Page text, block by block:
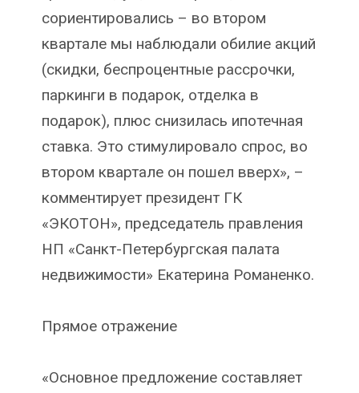
сориентировались – во втором
квартале мы наблюдали обилие акций
(скидки, беспроцентные рассрочки,
паркинги в подарок, отделка в
подарок), плюс снизилась ипотечная
ставка. Это стимулировало спрос, во
втором квартале он пошел вверх», –
комментирует президент ГК
«ЭКОТОН», председатель правления
НП «Санкт-Петербургская палата
недвижимости» Екатерина Романенко.
Прямое отражение
«Основное предложение составляет